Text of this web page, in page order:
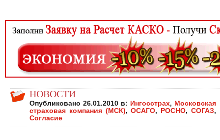
НОВОСТИ
Опубликовано 26.01.2010 в: Ингосстрах, Московская
страховая компания (МСК),ОСАГО, РОСНО,СОГАЗ,
Согласие